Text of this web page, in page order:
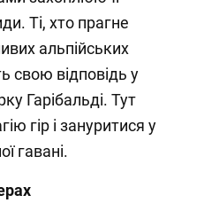
Ті, хто прагне
альпійських
свою відповідь у
Гарібальді. Тут
гір і зануритися у
гавані.